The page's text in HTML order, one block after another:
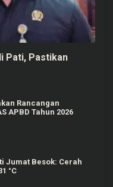
Pati, Pastikan
Rancangan
APBD Tahun 2026
Jumat Besok: Cerah
°C